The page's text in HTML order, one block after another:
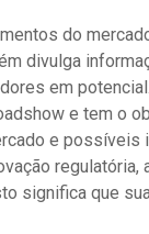
do
divulga
em
e tem o
e possíveis
significa que